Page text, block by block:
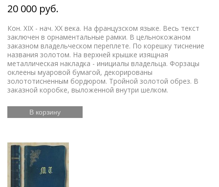
20 000 руб.
Кон. XIX - нач. ХХ века. На французском языке. Весь текст
заключен в орнаментальные рамки. В цельнокожаном
заказном владельческом переплете. По корешку тиснение
названия золотом. На верхней крышке изящная
металлическая накладка - инициалы владельца. Форзацы
оклеены муаровой бумагой, декорированы
золототисненным бордюром. Тройной золотой обрез. В
заказной коробке, выложенной внутри шелком.
В корзину